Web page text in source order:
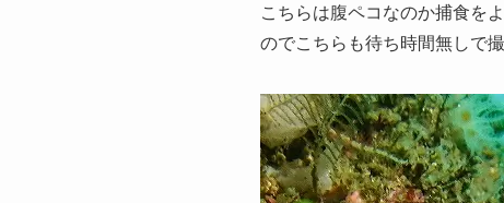
こちらは腹ペコなのか捕食を
のでこちらも待ち時間無しで撮